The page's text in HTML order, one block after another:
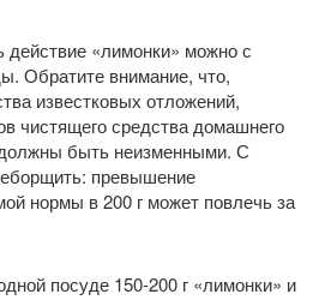
действие «лимонки» можно с
Обратите внимание, что,
известковых отложений,
чистящего средства домашнего
должны быть неизменными. С
превышение
нормы в 200 г может повлечь за
посуде 150-200 г «лимонки» и